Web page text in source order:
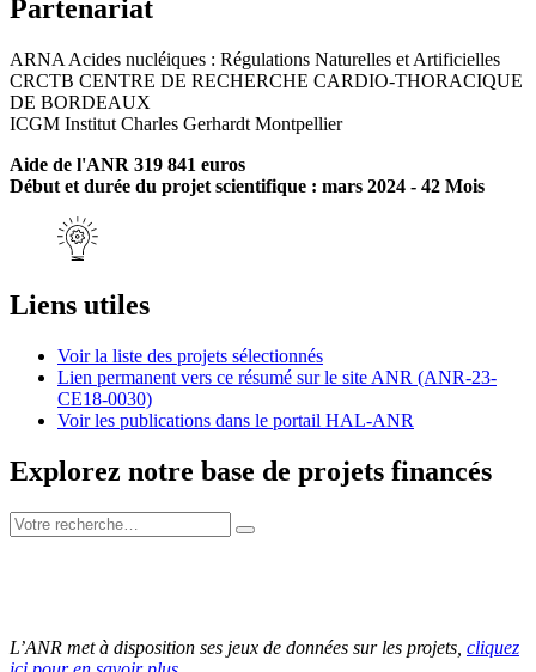
Partenariat
ARNA Acides nucléiques : Régulations Naturelles et Artificielles
CRCTB CENTRE DE RECHERCHE CARDIO-THORACIQUE
DE BORDEAUX
ICGM Institut Charles Gerhardt Montpellier
Aide de l'ANR 319 841 euros
Début et durée du projet scientifique : mars 2024 - 42 Mois
Liens utiles
Voir la liste des projets sélectionnés
Lien permanent vers ce résumé sur le site ANR (ANR-23-
CE18-0030)
Voir les publications dans le portail HAL-ANR
Explorez notre base de projets financés
L’ANR met à disposition ses jeux de données sur les projets, cliquez